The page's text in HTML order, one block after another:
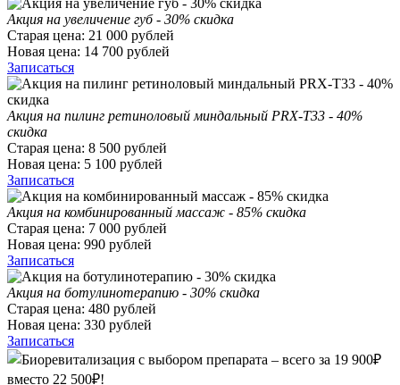
Акция на увеличение губ - 30% скидка
Старая цена: 21 000 рублей
Новая цена: 14 700 рублей
Записаться
Акция на пилинг ретиноловый миндальный PRX-T33 - 40%
скидка
Старая цена: 8 500 рублей
Новая цена: 5 100 рублей
Записаться
Акция на комбинированный массаж - 85% скидка
Старая цена: 7 000 рублей
Новая цена: 990 рублей
Записаться
Акция на ботулинотерапию - 30% скидка
Старая цена: 480 рублей
Новая цена: 330 рублей
Записаться